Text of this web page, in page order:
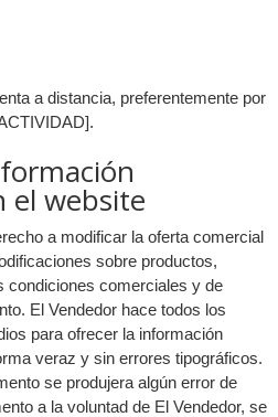
a distancia, preferentemente por
el website
a modificar la oferta comercial
sobre productos,
condiciones comerciales y de
El Vendedor hace todos los
para ofrecer la información
veraz y sin errores tipográficos.
se produjera algún error de
a la voluntad de El Vendedor, se